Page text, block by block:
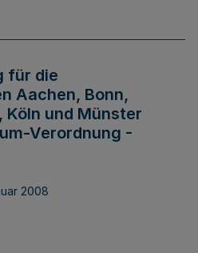
für die
Aachen, Bonn,
Köln und Münster
Verordnung -
2008